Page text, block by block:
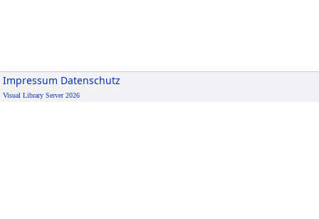
Impressum Datenschutz
Visual Library Server 2026